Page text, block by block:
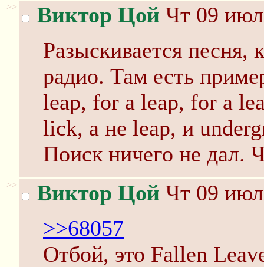
>> Виктор Цой Чт 09
Разыскивается песня,
радио. Там есть
leap, for a leap, for a
lick, а не leap, и
Поиск ничего не дал.
>> Виктор Цой Чт 09
>>68057
Отбой, это Fallen